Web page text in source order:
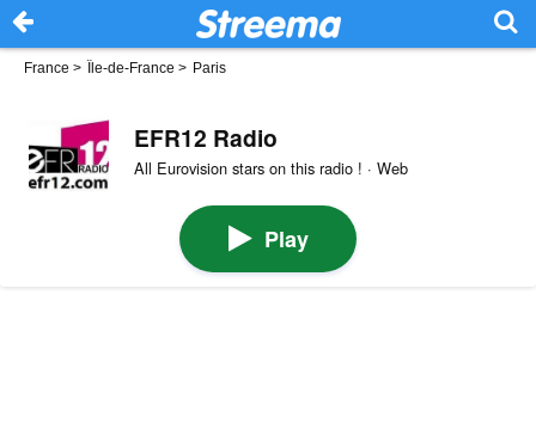
France > Île-de-France > Paris
EFR12 Radio
All Eurovision stars on this radio ! · Web
Play